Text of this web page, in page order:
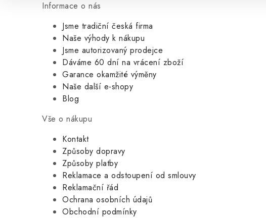
Informace o nás
Jsme tradiční česká firma
Naše výhody k nákupu
Jsme autorizovaný prodejce
Dáváme 60 dní na vrácení zboží
Garance okamžité výměny
Naše další e-shopy
Blog
Vše o nákupu
Kontakt
Způsoby dopravy
Způsoby platby
Reklamace a odstoupení od smlouvy
Reklamační řád
Ochrana osobních údajů
Obchodní podmínky